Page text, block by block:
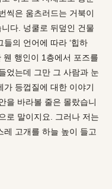
씩은 움츠러드는 거북이
다. 넝쿨로 뒤덮인 건물
의 언어에 따라 ‘힙하
웬 행인이 1층에서 포즈를
었는데 그만 그 사람과 눈
가 등껍질에 대한 이야기
을 바라볼 줄은 몰랐습니
로 말이지요. 그러나 저는
레 고개를 하늘 높이 들고